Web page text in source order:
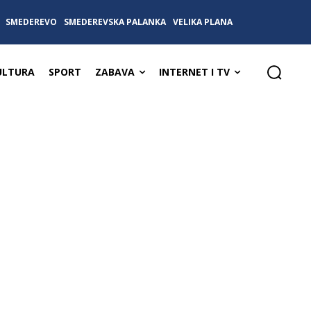
SMEDEREVO SMEDEREVSKA PALANKA VELIKA PLANA
SPORT ZABAVA INTERNET I TV